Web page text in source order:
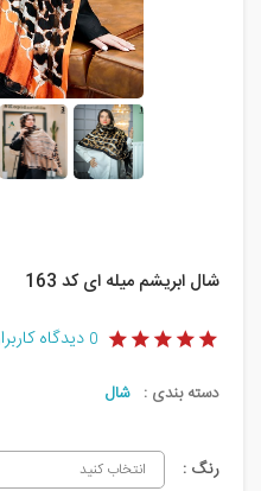
شال ابریشم میله ای کد 163
0 دیدگاه
دسته بندی : شال
رنگ : انتخاب کنید